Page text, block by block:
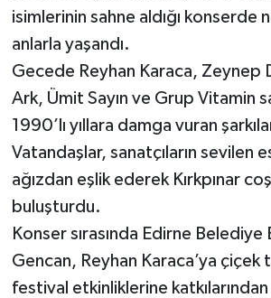
isimlerinin sahne aldığı konserde
anlarla yaşandı.
Gecede Reyhan Karaca, Zeynep
Ark, Ümit Sayın ve Grup Vitamin
1990’lı yıllara damga vuran
Vatandaşlar, sanatçıların sevilen
ağızdan eşlik ederek Kırkpınar
buluşturdu.
Konser sırasında Edirne Belediye
Gencan, Reyhan Karaca’ya
festival etkinliklerine